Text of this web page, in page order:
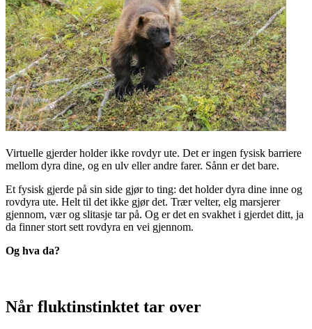
Virtuelle gjerder holder ikke rovdyr ute. Det er ingen fysisk barriere
mellom dyra dine, og en ulv eller andre farer. Sånn er det bare.
Et fysisk gjerde på sin side gjør to ting: det holder dyra dine inne og
rovdyra ute. Helt til det ikke gjør det. Trær velter, elg marsjerer
gjennom, vær og slitasje tar på. Og er det en svakhet i gjerdet ditt, ja
da finner stort sett rovdyra en vei gjennom.
Og hva da?
Når fluktinstinktet tar over